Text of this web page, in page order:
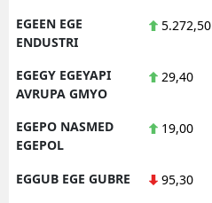
EGEEN EGE
ENDUSTRI
5.272,50
EGEGY EGEYAPI
AVRUPA GMYO
29,40
EGEPO NASMED
EGEPOL
19,00
EGGUB EGE GUBRE 95,30